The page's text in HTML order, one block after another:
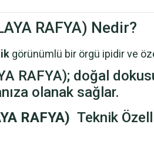
RAFYA) Nedir?
görünümlü bir örgü ipidir ve
RAFYA); doğal
olanak sağlar.
RAFYA) Teknik